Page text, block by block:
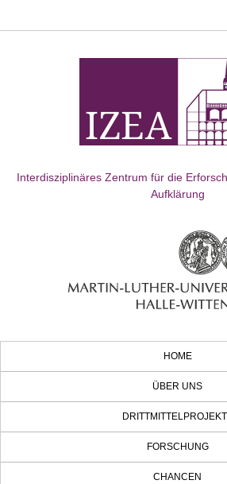
Interdisziplinäres Zentrum für die
Aufklärung
HOME
ÜBER UNS
FORSCHUNG
CHANCEN